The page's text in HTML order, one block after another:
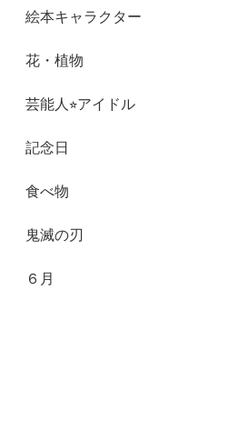
絵本キャラクター
花・植物
芸能人⭐︎アイドル
記念日
食べ物
鬼滅の刃
６月